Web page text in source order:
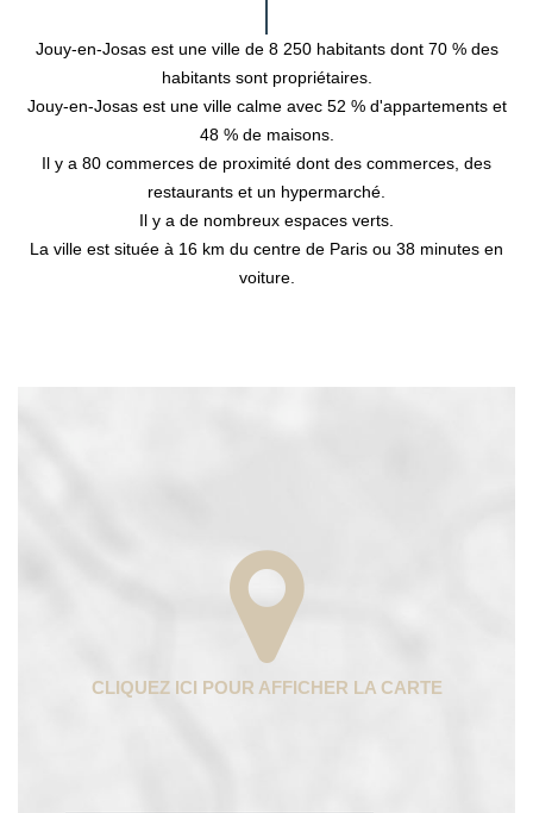
Jouy-en-Josas est une ville de 8 250 habitants dont 70 % des
habitants sont propriétaires.
Jouy-en-Josas est une ville calme avec 52 % d'appartements et
48 % de maisons.
Il y a 80 commerces de proximité dont des commerces, des
restaurants et un hypermarché.
Il y a de nombreux espaces verts.
La ville est située à 16 km du centre de Paris ou 38 minutes en
voiture.